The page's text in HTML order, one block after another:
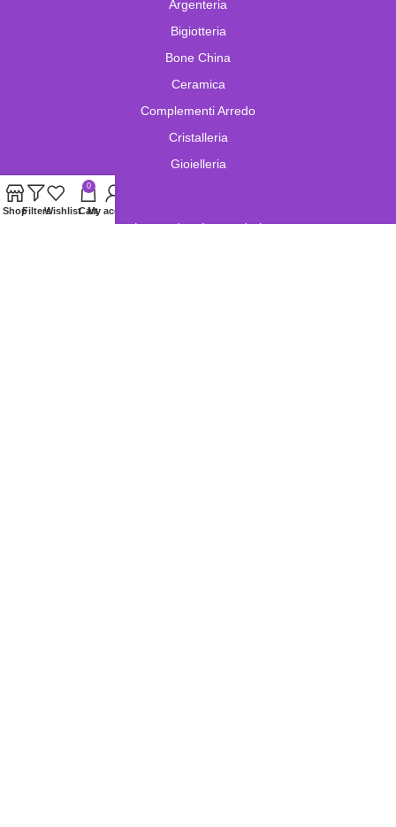
Argenteria
Bigiotteria
Bone China
Ceramica
Complementi Arredo
Cristalleria
Gioielleria
Lampade e Lampadari
ShopFiltersWishlist
0
CartMy account